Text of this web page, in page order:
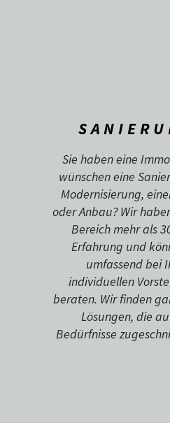
Sie haben eine
wünschen eine
Modernisierung,
oder Anbau? Wir
Bereich mehr als
Erfahrung und
umfassend bei
individuellen
beraten. Wir finden
Lösungen, die
Bedürfnisse